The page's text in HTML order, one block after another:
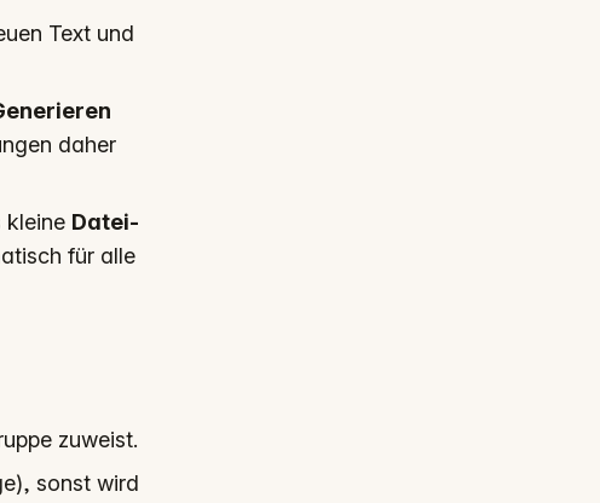
Text und
daher
kleine Datei-
für alle
zuweist.
sonst wird